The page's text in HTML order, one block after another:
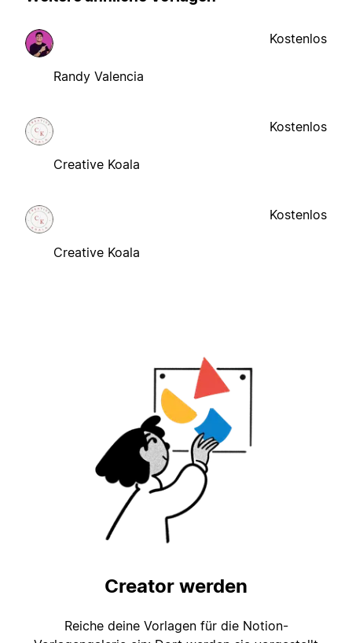
Randy Valencia
Kostenlos
Creative Koala
Kostenlos
Creative Koala
Kostenlos
Creator werden
Reiche deine Vorlagen für die Notion-